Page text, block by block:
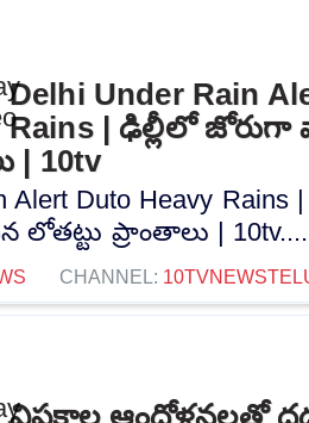
Delhi Under Rain
Rains | ఢిల్లీలో
| 10tv
Alert Duto Heavy
ప్రాంతాలు |
CHANNEL:
విపక్షాల ఆందోళనలతో